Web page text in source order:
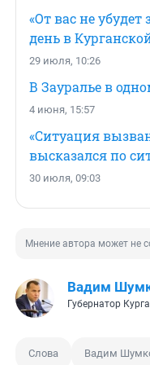
«От вас не
день в
29 июля, 10:26
В Зауралье в
4 июня, 15:57
«Ситуация
высказался по
30 июля, 09:03
Мнение автора может не
Вадим
Губернатор
Слова Вадим